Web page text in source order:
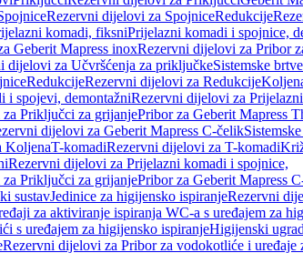
Rezervni dijelovi za SpojniceRedukcije
komadi, fiksniPrijelazni komadi i spojnice,
Geberit Mapress inoxRezervni dijelovi za Pribor
dijelovi za Učvršćenja za priključkeSistemske brtve
RedukcijeRezervni dijelovi za Redukcije
i spojevi, demontažniRezervni dijelovi za
Priključci za grijanjePribor za Geberit Mapress
dijelovi za Geberit Mapress C-čelik
KoljenaT-komadiRezervni dijelovi za T-komadi
Rezervni dijelovi za Prijelazni komadi i spojnice,
Priključci za grijanjePribor za Geberit Mapress
sustavJedinice za higijensko ispiranjeRezervni
za aktiviranje ispiranja WC-a s uređajem za
s uređajem za higijensko ispiranjeHigijenski
Rezervni dijelovi za Pribor za vodokotliće i uređaje